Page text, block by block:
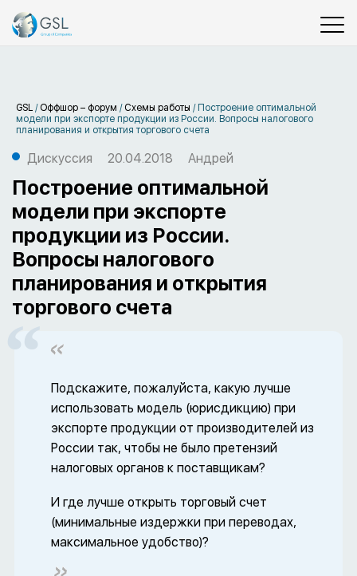
GSL / Оффшор – форум / Схемы работы / Построение оптимальной
модели при экспорте продукции из России. Вопросы налогового
планирования и открытия торгового счета
Дискуссия 20.04.2018 Андрей
Построение оптимальной
модели при экспорте
продукции из России.
Вопросы налогового
планирования и открытия
торгового счета
Подскажите, пожалуйста, какую лучше
использовать модель (юрисдикцию) при
экспорте продукции от производителей из
России так, чтобы не было претензий
налоговых органов к поставщикам?
И где лучше открыть торговый счет
(минимальные издержки при переводах,
максимальное удобство)?